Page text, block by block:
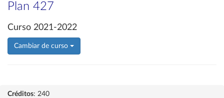
Plan 427
Curso 2021-2022
Cambiar de curso
Créditos: 240